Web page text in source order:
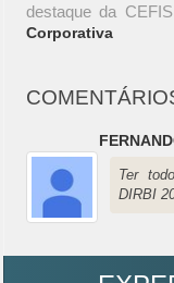
destaque da
Corporativa
Ter
DIRBI